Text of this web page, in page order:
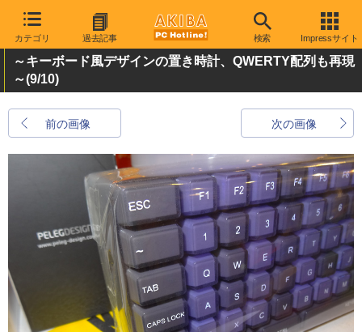
カテゴリ 過去記事 検索 Impressサイト
～キーボード風デザインの置き時計、QWERTY配列も再現
～(9/10)
前の画像 次の画像